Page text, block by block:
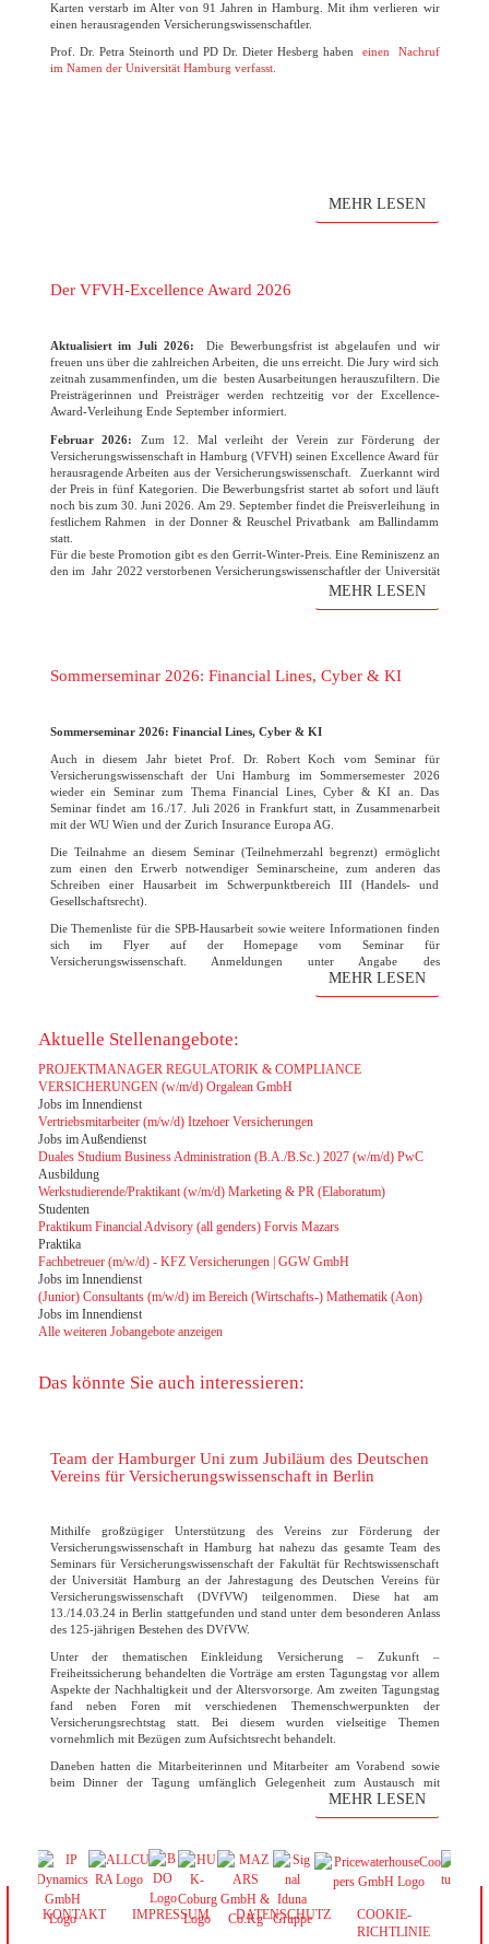
KONTAKT IMPRESSUM DATENSCHUTZ
COOKIE-
RICHTLINIE
Karten verstarb im Alter von 91 Jahren in Hamburg. Mit ihm verlieren wir
einen herausragenden Versicherungswissenschaftler.
Prof. Dr. Petra Steinorth und PD Dr. Dieter Hesberg haben einen Nachruf
im Namen der Universität Hamburg verfasst.
MEHR LESEN
Der VFVH-Excellence Award 2026
Aktualisiert im Juli 2026:
Die Bewerbungsfrist ist abgelaufen und wir
freuen uns über die zahlreichen Arbeiten, die uns erreicht. Die Jury wird sich
zeitnah zusammenfinden, um die besten Ausarbeitungen herauszufiltern. Die
Preisträgerinnen und Preisträger werden rechtzeitig vor der Excellence-
Award-Verleihung Ende September informiert.
Februar 2026: Zum 12. Mal verleiht der Verein zur Förderung der
Versicherungswissenschaft in Hamburg (VFVH) seinen Excellence Award für
herausragende Arbeiten aus der Versicherungswissenschaft. Zuerkannt wird
der Preis in fünf Kategorien. Die Bewerbungsfrist startet ab sofort und läuft
noch bis zum 30. Juni 2026. Am 29. September findet die Preisverleihung in
festlichem Rahmen in der Donner & Reuschel Privatbank am Ballindamm
statt.
Für die beste Promotion gibt es den Gerrit-Winter-Preis. Eine Reminiszenz an
den im Jahr 2022 verstorbenen Versicherungswissenschaftler der Universität
Hamburg. Der Verein freut sich wie immer auf die zahlreichen
MEHR LESEN
Sommerseminar 2026: Financial Lines, Cyber & KI
Sommerseminar 2026: Financial Lines, Cyber & KI
Auch in diesem Jahr bietet Prof. Dr. Robert Koch vom Seminar für
Versicherungswissenschaft der Uni Hamburg im Sommersemester 2026
wieder ein Seminar zum Thema Financial Lines, Cyber & KI an. Das
Seminar findet am 16./17. Juli 2026 in Frankfurt statt, in Zusammenarbeit
mit der WU Wien und der Zurich Insurance Europa AG.
Die Teilnahme an diesem Seminar (Teilnehmerzahl begrenzt) ermöglicht
zum einen den Erwerb notwendiger Seminarscheine, zum anderen das
Schreiben einer Hausarbeit im Schwerpunktbereich III (Handels- und
Gesellschaftsrecht).
Die Themenliste für die SPB-Hausarbeit sowie weitere Informationen finden
sich im Flyer auf der Homepage vom Seminar für
Versicherungswissenschaft. Anmeldungen unter Angabe des
Themenwunsches bitte bis zum 31. März 2026 direkt an den Lehrstuhl
Robert Koch. Die Vorbesprechung und finale Themenvergabe findet am 07.
MEHR LESEN
Aktuelle Stellenangebote:
PROJEKTMANAGER REGULATORIK & COMPLIANCE
VERSICHERUNGEN (w/m/d) Orgalean GmbH
Jobs im Innendienst
Vertriebsmitarbeiter (m/w/d) Itzehoer Versicherungen
Jobs im Außendienst
Duales Studium Business Administration (B.A./B.Sc.) 2027 (w/m/d) PwC
Ausbildung
Werkstudierende/Praktikant (w/m/d) Marketing & PR (Elaboratum)
Studenten
Praktikum Financial Advisory (all genders) Forvis Mazars
Praktika
Fachbetreuer (m/w/d) - KFZ Versicherungen | GGW GmbH
Jobs im Innendienst
(Junior) Consultants (m/w/d) im Bereich (Wirtschafts-) Mathematik (Aon)
Jobs im Innendienst
Alle weiteren Jobangebote anzeigen
Das könnte Sie auch interessieren:
Team der Hamburger Uni zum Jubiläum des Deutschen
Vereins für Versicherungswissenschaft in Berlin
Mithilfe großzügiger Unterstützung des Vereins zur Förderung der
Versicherungswissenschaft in Hamburg hat nahezu das gesamte Team des
Seminars für Versicherungswissenschaft der Fakultät für Rechtswissenschaft
der Universität Hamburg an der Jahrestagung des Deutschen Vereins für
Versicherungswissenschaft (DVfVW) teilgenommen. Diese hat am
13./14.03.24 in Berlin stattgefunden und stand unter dem besonderen Anlass
des 125-jährigen Bestehen des DVfVW.
Unter der thematischen Einkleidung Versicherung – Zukunft –
Freiheitssicherung behandelten die Vorträge am ersten Tagungstag vor allem
Aspekte der Nachhaltigkeit und der Altersvorsorge. Am zweiten Tagungstag
fand neben Foren mit verschiedenen Themenschwerpunkten der
Versicherungsrechtstag statt. Bei diesem wurden vielseitige Themen
vornehmlich mit Bezügen zum Aufsichtsrecht behandelt.
Daneben hatten die Mitarbeiterinnen und Mitarbeiter am Vorabend sowie
beim Dinner der Tagung umfänglich Gelegenheit zum Austausch mit
MEHR LESEN